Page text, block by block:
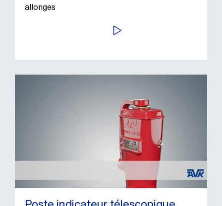
allonges
LIRE